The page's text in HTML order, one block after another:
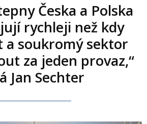
Česka a Polska
rychleji než kdy
a soukromý sektor
za jeden provaz,“
Jan Sechter